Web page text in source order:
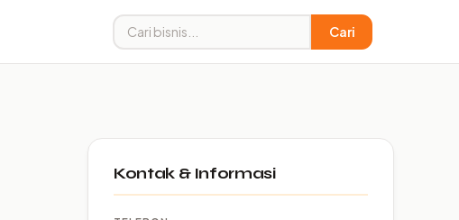
Cari
Kontak & Informasi